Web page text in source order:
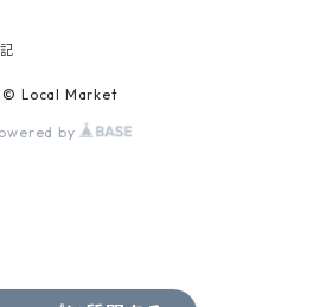
© Local Market
by